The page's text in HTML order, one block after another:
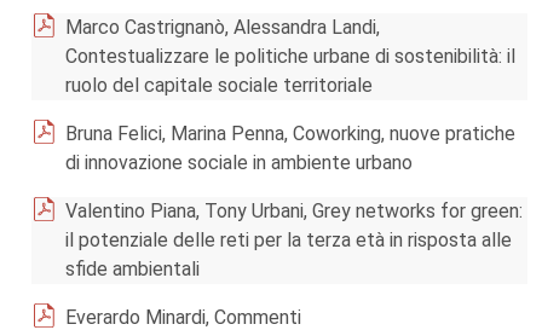
Marco Castrignanò, Alessandra Landi,
Contestualizzare le politiche urbane di sostenibilità: il
ruolo del capitale sociale territoriale
Bruna Felici, Marina Penna, Coworking, nuove pratiche
di innovazione sociale in ambiente urbano
Valentino Piana, Tony Urbani, Grey networks for green:
il potenziale delle reti per la terza età in risposta alle
sfide ambientali
Everardo Minardi, Commenti